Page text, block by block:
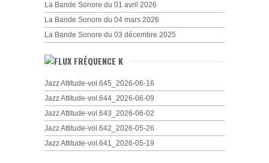
La Bande Sonore du 01 avril 2026
La Bande Sonore du 04 mars 2026
La Bande Sonore du 03 décembre 2025
FRÉQUENCE K
Jazz Attitude-vol.645_2026-06-16
Jazz Attitude-vol.644_2026-06-09
Jazz Attitude-vol.643_2026-06-02
Jazz Attitude-vol.642_2026-05-26
Jazz Attitude-vol.641_2026-05-19